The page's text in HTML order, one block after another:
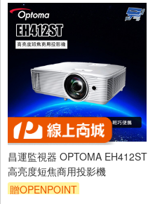
昌運監視器 OPTOMA EH412ST
高亮度短焦商用投影機
贈OPENPOINT